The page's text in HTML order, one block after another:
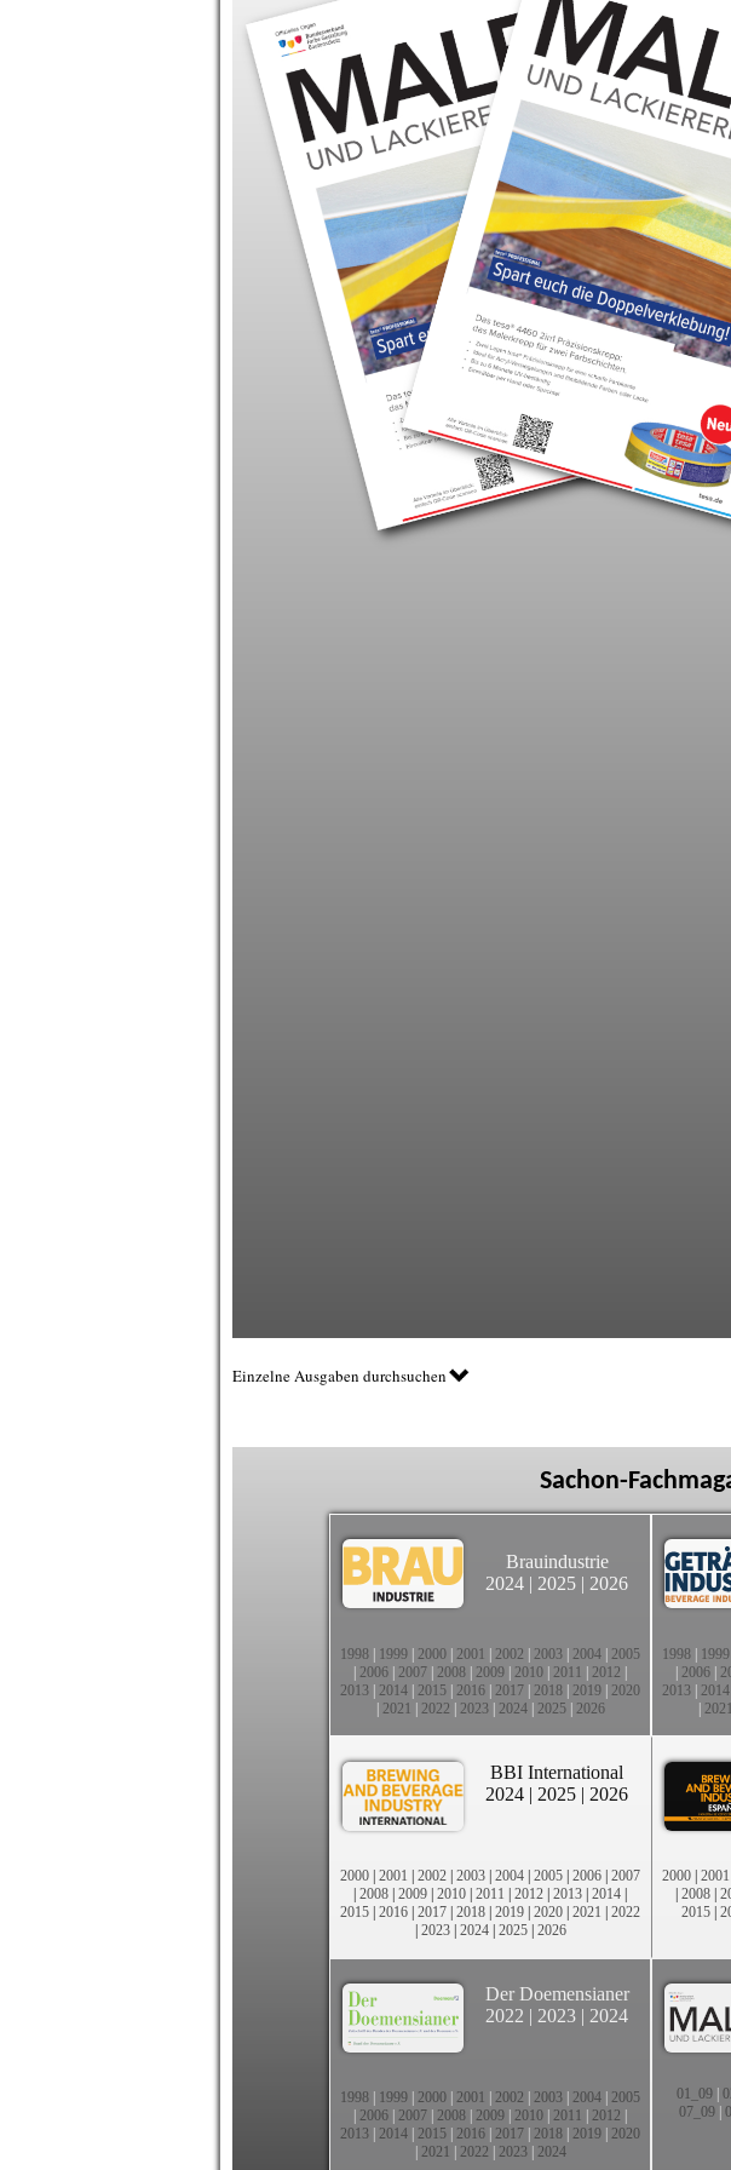
Einzelne Ausgaben durchsuchen
Sachon-
Brauindustrie
2024 | 2025 | 2026
1998 1999 2000 2001 2002 2003 2004 2005
2006 2007 2008 2009 2010 2011 2012
2013 2014 2015 2016 2017 2018 2019 2020
2021 2022 2023| 2024| 2025| 2026
1998 1999
2006
2013 2014
2021
BBI International
2024 | 2025 | 2026
2000 | 2001 | 2002 | 2003 | 2004 | 2005 | 2006 | 2007
| 2008 | 2009 | 2010 | 2011 | 2012 | 2013 | 2014 |
2015 | 2016 | 2017 | 2018 | 2019 | 2020 | 2021 | 2022
| 2023| 2024| 2025| 2026
2000 | 2001
| 2008 |
2015 |
Der Doemensianer
2022 | 2023 | 2024
1998 1999 2000 2001 2002 2003 2004 2005
2006 2007 2008 2009 2010 2011 2012
2013 2014 2015 2016 2017 2018 2019 2020
2021 2022 2023| 2024
01_09|
07_09